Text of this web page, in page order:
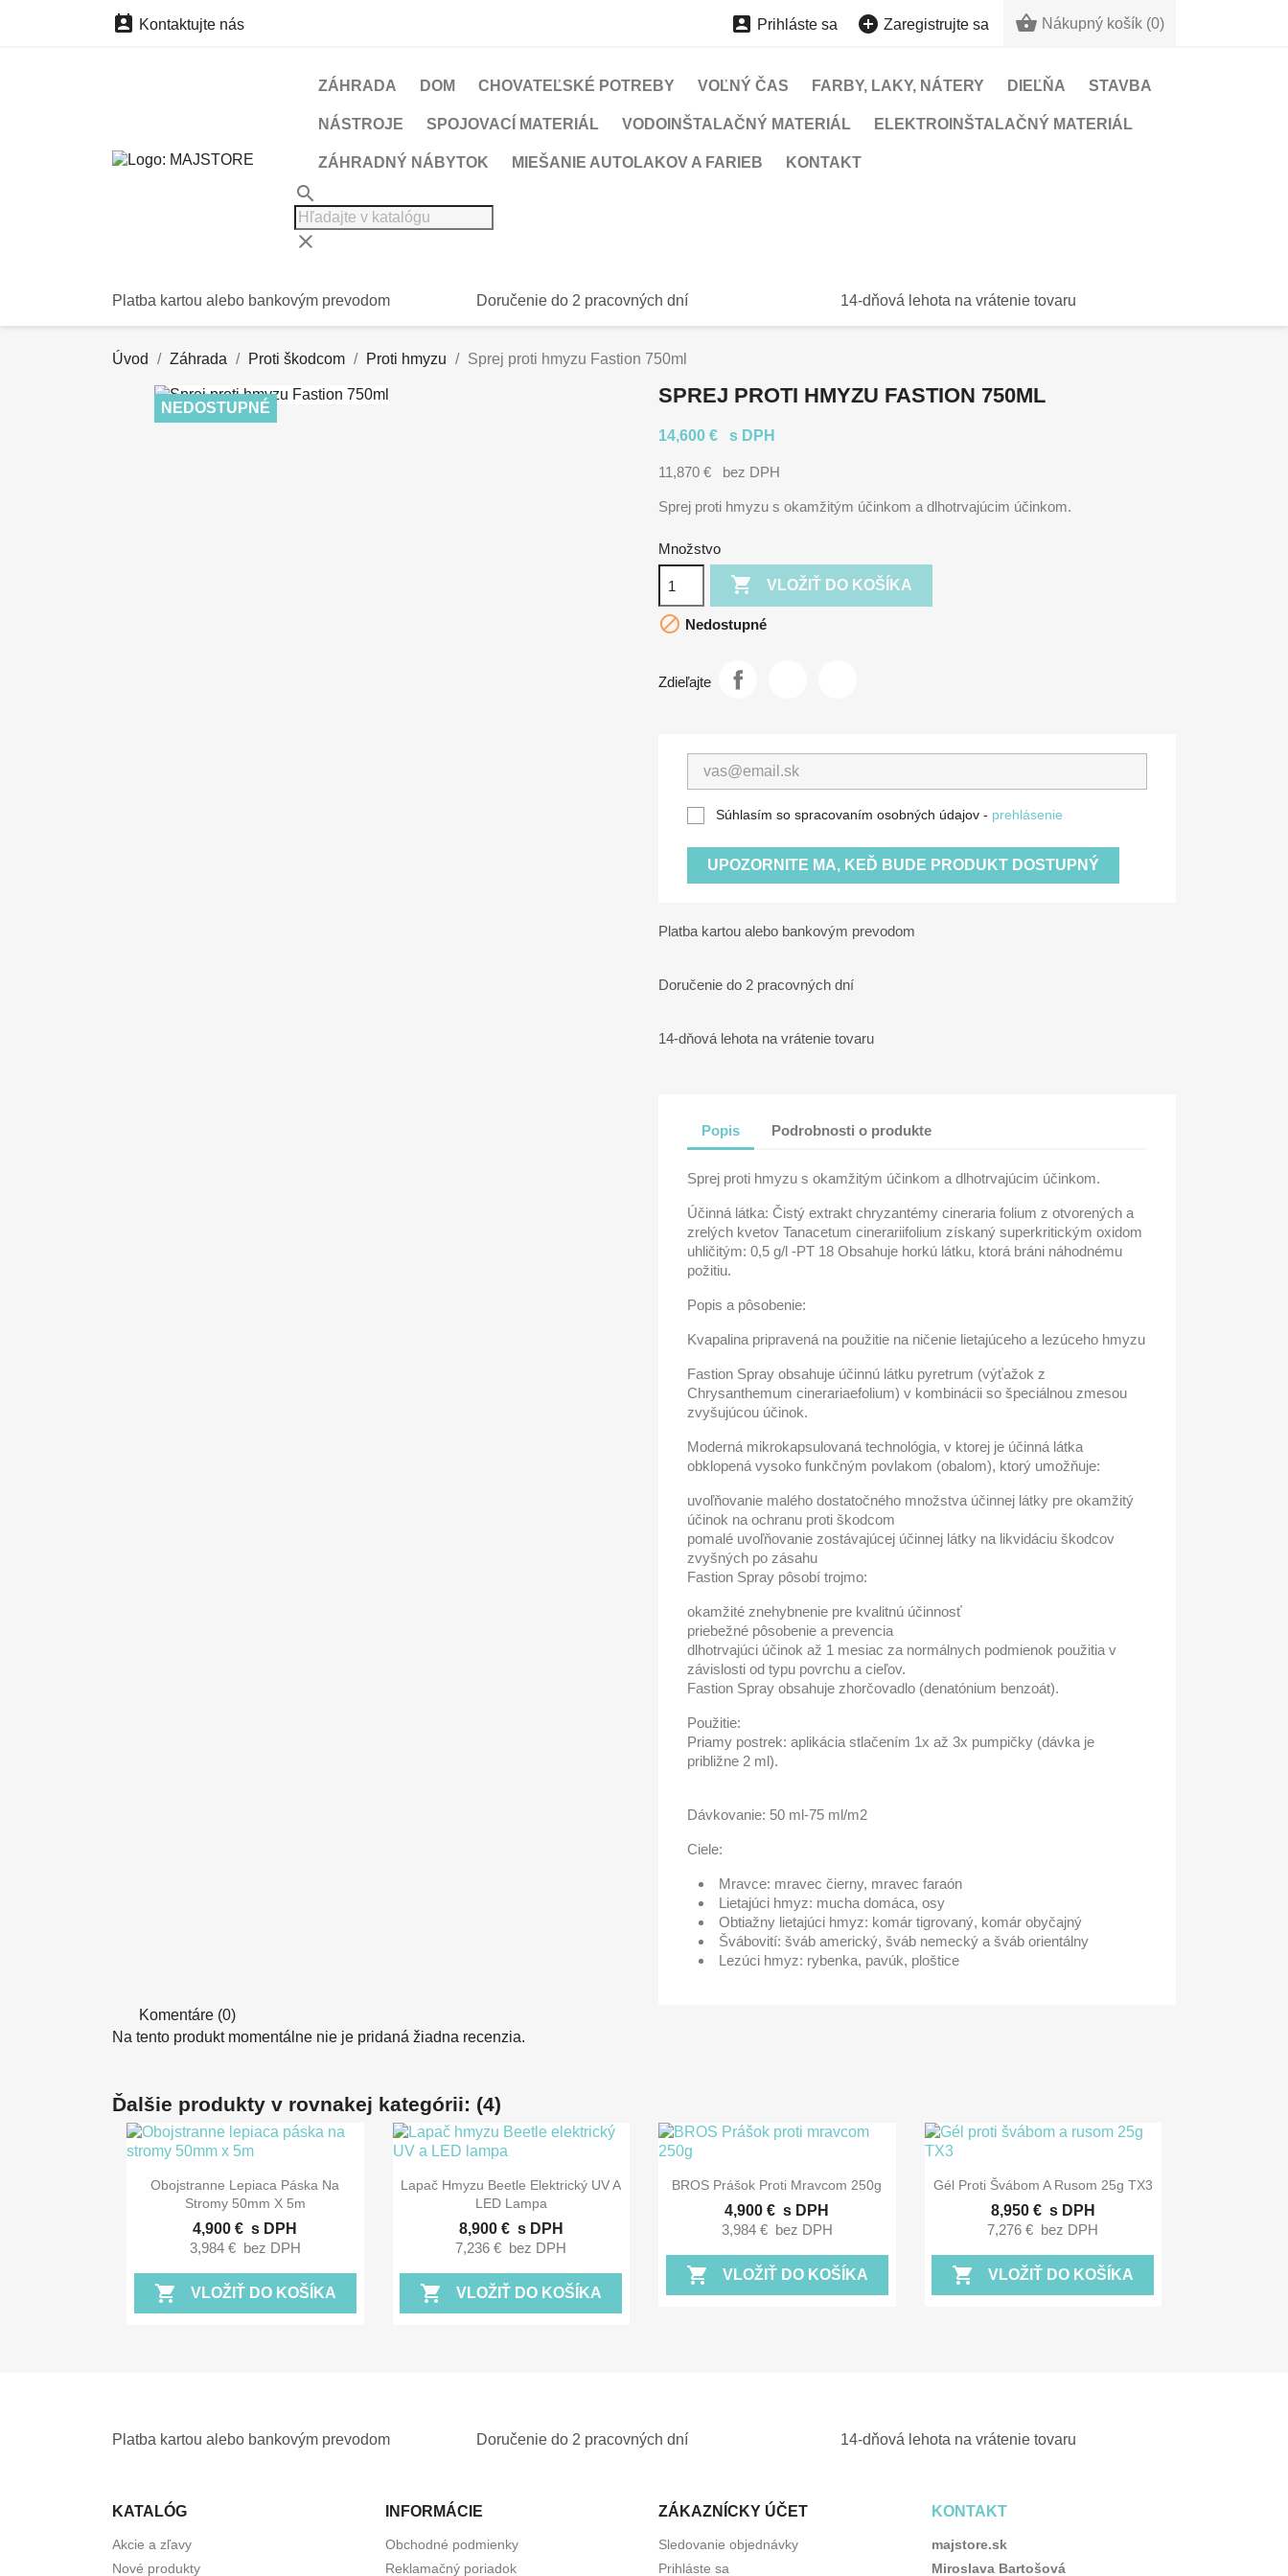
 Kontaktujte nás  Prihláste sa  Zaregistrujte sa  Nákupný košík (0)
ZÁHRADA DOM CHOVATEĽSKÉ POTREBY VOĽNÝ ČAS FARBY, LAKY, NÁTERY DIEĽŇA STAVBA
NÁSTROJE SPOJOVACÍ MATERIÁL VODOINŠTALAČNÝ MATERIÁL ELEKTROINŠTALAČNÝ MATERIÁL
ZÁHRADNÝ NÁBYTOK MIEŠANIE AUTOLAKOV A FARIEB KONTAKT
search
clear
Platba kartou alebo bankovým prevodom Doručenie do 2 pracovných dní 14-dňová lehota na vrátenie tovaru
Úvod Záhrada Proti škodcom Proti hmyzu Sprej proti hmyzu Fastion 750ml
NEDOSTUPNÉ
SPREJ PROTI HMYZU FASTION 750ML
14,600 € s DPH
11,870 € bez DPH
Sprej proti hmyzu s okamžitým účinkom a dlhotrvajúcim účinkom.
Množstvo
 VLOŽIŤ DO KOŠÍKA
 Nedostupné
Zdieľajte
Súhlasím so spracovaním osobných údajov - prehlásenie
UPOZORNITE MA, KEĎ BUDE PRODUKT DOSTUPNÝ
Platba kartou alebo bankovým prevodom
Doručenie do 2 pracovných dní
14-dňová lehota na vrátenie tovaru
Popis Podrobnosti o produkte
Sprej proti hmyzu s okamžitým účinkom a dlhotrvajúcim účinkom.
Účinná látka: Čistý extrakt chryzantémy cineraria folium z otvorených a
zrelých kvetov Tanacetum cinerariifolium získaný superkritickým oxidom
uhličitým: 0,5 g/l -PT 18 Obsahuje horkú látku, ktorá bráni náhodnému
požitiu.
Popis a pôsobenie:
Kvapalina pripravená na použitie na ničenie lietajúceho a lezúceho hmyzu
Fastion Spray obsahuje účinnú látku pyretrum (výťažok z
Chrysanthemum cinerariaefolium) v kombinácii so špeciálnou zmesou
zvyšujúcou účinok.
Moderná mikrokapsulovaná technológia, v ktorej je účinná látka
obklopená vysoko funkčným povlakom (obalom), ktorý umožňuje:
uvoľňovanie malého dostatočného množstva účinnej látky pre okamžitý
účinok na ochranu proti škodcom
pomalé uvoľňovanie zostávajúcej účinnej látky na likvidáciu škodcov
zvyšných po zásahu
Fastion Spray pôsobí trojmo:
okamžité znehybnenie pre kvalitnú účinnosť
priebežné pôsobenie a prevencia
dlhotrvajúci účinok až 1 mesiac za normálnych podmienok použitia v
závislosti od typu povrchu a cieľov.
Fastion Spray obsahuje zhorčovadlo (denatónium benzoát).
Použitie:
Priamy postrek: aplikácia stlačením 1x až 3x pumpičky (dávka je
približne 2 ml).
Dávkovanie: 50 ml-75 ml/m2
Ciele:
Mravce: mravec čierny, mravec faraón
Lietajúci hmyz: mucha domáca, osy
Obtiažny lietajúci hmyz: komár tigrovaný, komár obyčajný
Švábovití: šváb americký, šváb nemecký a šváb orientálny
Lezúci hmyz: rybenka, pavúk, ploštice
Komentáre (0)
Na tento produkt momentálne nie je pridaná žiadna recenzia.
Ďalšie produkty v rovnakej kategórii: (4)
Rýchly náhľad
Obojstranne Lepiaca Páska Na
Stromy 50mm X 5m
4,900 € s DPH
3,984 € bez DPH
shopping_cart VLOŽIŤ DO KOŠÍKA
Rýchly náhľad
Lapač Hmyzu Beetle Elektrický UV A
LED Lampa
8,900 € s DPH
7,236 € bez DPH
shopping_cart VLOŽIŤ DO KOŠÍKA
Rýchly náhľad
BROS Prášok Proti Mravcom 250g
4,900 € s DPH
3,984 € bez DPH
shopping_cart VLOŽIŤ DO KOŠÍKA
Rýchly náhľad
Gél Proti Švábom A Rusom 25g TX3
8,950 € s DPH
7,276 € bez DPH
shopping_cart VLOŽIŤ DO KOŠÍKA
Platba kartou alebo bankovým prevodom Doručenie do 2 pracovných dní 14-dňová lehota na vrátenie tovaru
KATALÓG
Akcie a zľavy
Nové produkty
INFORMÁCIE
Obchodné podmienky
Reklamačný poriadok
ZÁKAZNÍCKY ÚČET
Sledovanie objednávky
Prihláste sa
KONTAKT
majstore.sk
Miroslava Bartošová